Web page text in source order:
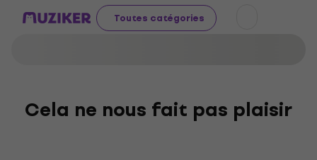
Toutes catégories
Cela ne nous fait pas plaisir